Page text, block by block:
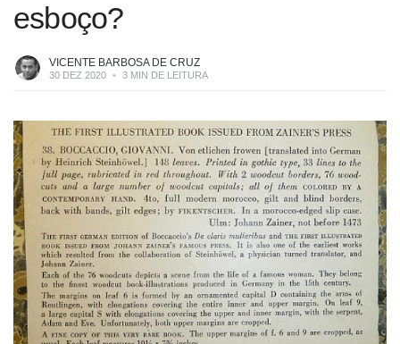
esboço?
VICENTE BARBOSA DE CRUZ
30 DEZ 2020 • 3 MIN DE LEITURA